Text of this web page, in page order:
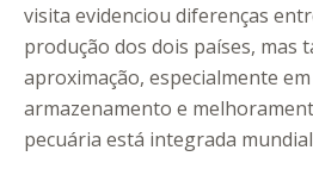
visita evidenciou diferenças
produção dos dois países, mas
aproximação, especialmente
armazenamento e
pecuária está integrada